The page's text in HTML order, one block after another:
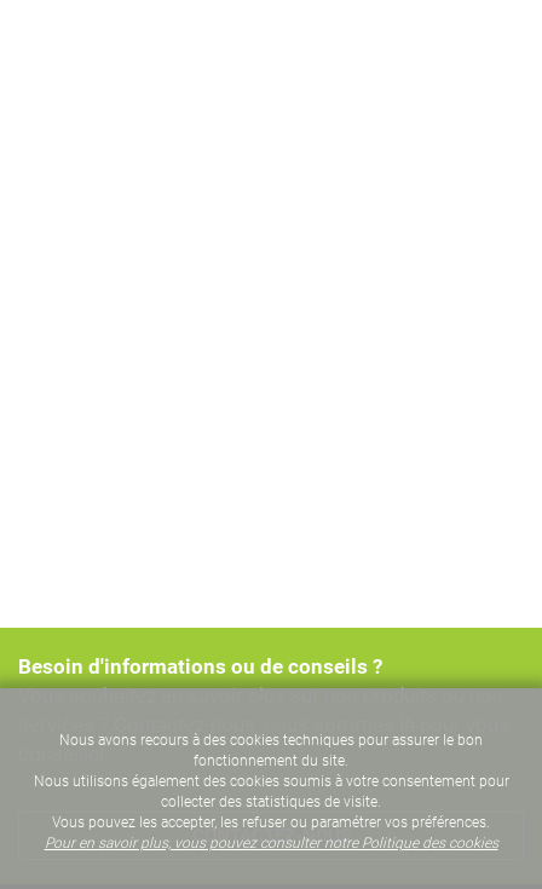
Besoin d'informations ou de conseils ?
Vous souhaitez en savoir plus sur nos produits ou nos
CONTACTEZ-NOUS
Nous avons recours à des cookies techniques pour assurer le bon
fonctionnement du site.
Nous utilisons également des cookies soumis à votre consentement pour
collecter des statistiques de visite.
Vous pouvez les accepter, les refuser ou paramétrer vos préférences.
Pour en savoir plus, vous pouvez consulter notre Politique des cookies